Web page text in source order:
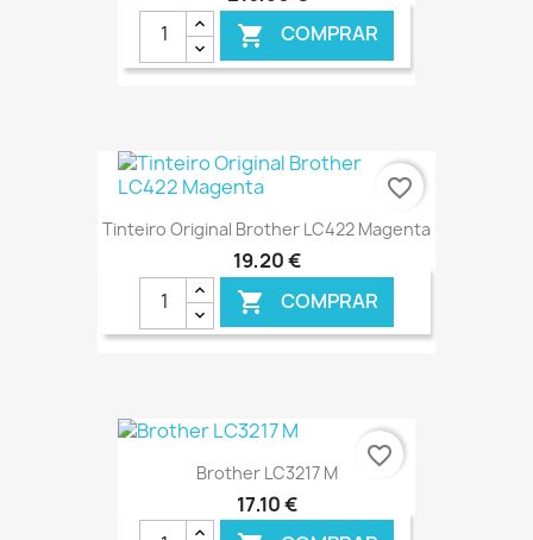
 COMPRAR
€ ONLINE
Tinteiro Original Brother LC422 Magenta
19,20 €
 COMPRAR
favorite_border
Brother LC3217 M
17,10 €
favorite_border